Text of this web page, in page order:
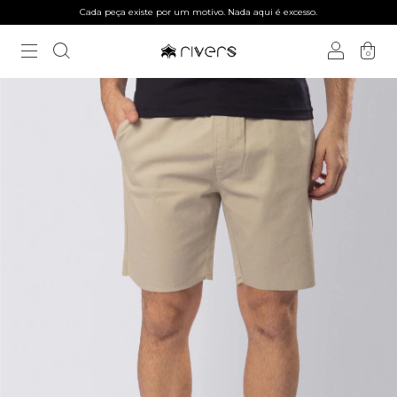
Cada peça existe por um motivo. Nada aqui é excesso.
0